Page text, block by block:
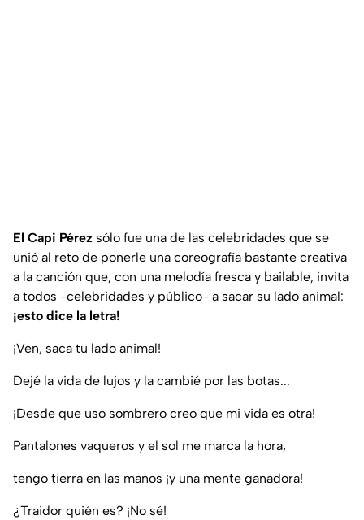
El Capi Pérez sólo fue una de las celebridades que se
unió al reto de ponerle una coreografía bastante creativa
a la canción que, con una melodía fresca y bailable, invita
a todos -celebridades y público- a sacar su lado animal:
¡esto dice la letra!
¡Ven, saca tu lado animal!
Dejé la vida de lujos y la cambié por las botas...
¡Desde que uso sombrero creo que mi vida es otra!
Pantalones vaqueros y el sol me marca la hora,
tengo tierra en las manos ¡y una mente ganadora!
¿Traidor quién es? ¡No sé!